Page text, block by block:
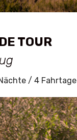
TOUR
/ 4 Fahrtage